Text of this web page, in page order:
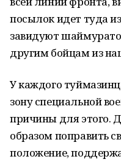
посылок идет туда
завидуют
другим бойцам из
У каждого
зону специальной
причины для этого.
образом поправить
положение,